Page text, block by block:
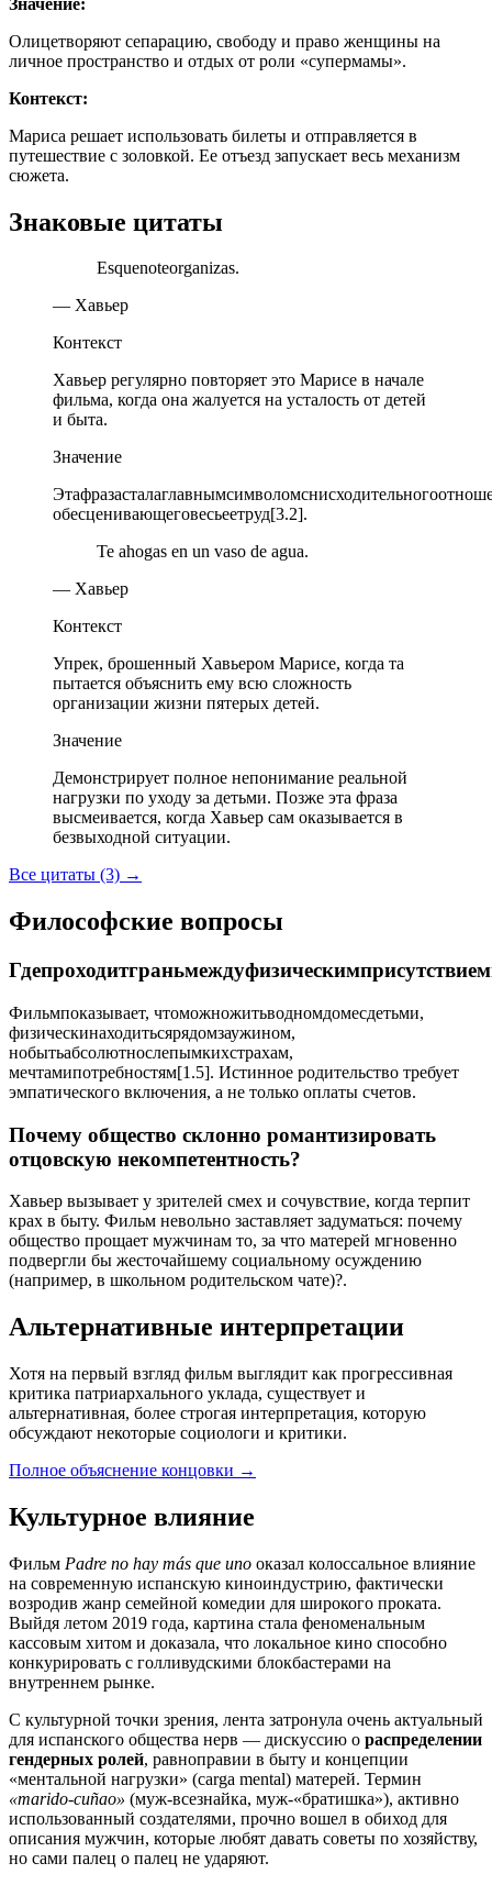
Олицетворяют сепарацию, свободу и право женщины на
личное пространство и отдых от роли «супермамы».
Контекст:
Мариса решает использовать билеты и отправляется в
путешествие с золовкой. Ее отъезд запускает весь механизм
сюжета.
Знаковые цитаты
Esquenoteorganizas.
— Хавьер
Контекст
Хавьер регулярно повторяет это Марисе в начале
фильма, когда она жалуется на усталость от детей
и быта.
Значение
обесценивающеговесьеетруд[3.2].
Te ahogas en un vaso de agua.
— Хавьер
Контекст
Упрек, брошенный Хавьером Марисе, когда та
пытается объяснить ему всю сложность
организации жизни пятерых детей.
Значение
Демонстрирует полное непонимание реальной
нагрузки по уходу за детьми. Позже эта фраза
высмеивается, когда Хавьер сам оказывается в
безвыходной ситуации.
Все цитаты (3) →
Философские вопросы
Фильмпоказывает, чтоможножитьводномдомесдетьми,
физическинаходитьсярядомзаужином,
нобытьабсолютнослепымкихстрахам,
мечтамипотребностям[1.5]. Истинное родительство требует
эмпатического включения, а не только оплаты счетов.
Почему общество склонно романтизировать
отцовскую некомпетентность?
Хавьер вызывает у зрителей смех и сочувствие, когда терпит
крах в быту. Фильм невольно заставляет задуматься: почему
общество прощает мужчинам то, за что матерей мгновенно
подвергли бы жесточайшему социальному осуждению
(например, в школьном родительском чате)?.
Альтернативные интерпретации
Хотя на первый взгляд фильм выглядит как прогрессивная
критика патриархального уклада, существует и
альтернативная, более строгая интерпретация, которую
обсуждают некоторые социологи и критики.
Полное объяснение концовки →
Культурное влияние
Фильм Padre no hay más que uno оказал колоссальное влияние
на современную испанскую киноиндустрию, фактически
возродив жанр семейной комедии для широкого проката.
Выйдя летом 2019 года, картина стала феноменальным
кассовым хитом и доказала, что локальное кино способно
конкурировать с голливудскими блокбастерами на
внутреннем рынке.
С культурной точки зрения, лента затронула очень актуальный
для испанского общества нерв — дискуссию о распределении
гендерных ролей, равноправии в быту и концепции
«ментальной нагрузки» (carga mental) матерей. Термин
«marido-cuñao» (муж-всезнайка, муж-«братишка»), активно
использованный создателями, прочно вошел в обиход для
описания мужчин, которые любят давать советы по хозяйству,
но сами палец о палец не ударяют.